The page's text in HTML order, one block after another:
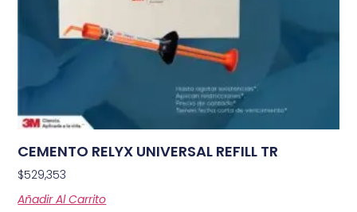
CEMENTO RELYX UNIVERSAL REFILL TR
$529,353
Añadir Al Carrito